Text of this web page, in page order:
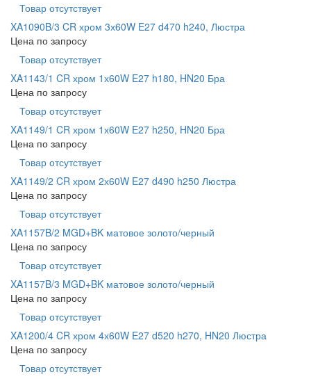
Товар отсутствует
XA1090B/3 CR хром 3х60W E27 d470 h240, Люстра
Цена по запросу
Товар отсутствует
XA1143/1 CR хром 1х60W E27 h180, HN20 Бра
Цена по запросу
Товар отсутствует
XA1149/1 CR хром 1х60W E27 h250, HN20 Бра
Цена по запросу
Товар отсутствует
XA1149/2 CR хром 2х60W E27 d490 h250 Люстра
Цена по запросу
Товар отсутствует
XA1157B/2 MGD+BK матовое золото/черный
Цена по запросу
Товар отсутствует
XA1157B/3 MGD+BK матовое золото/черный
Цена по запросу
Товар отсутствует
XA1200/4 CR хром 4х60W E27 d520 h270, HN20 Люстра
Цена по запросу
Товар отсутствует